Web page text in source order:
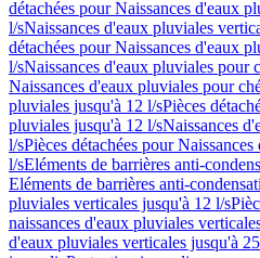
détachées pour Naissances d'eaux
l/sNaissances d'eaux pluviales
détachées pour Naissances d'eaux
l/sNaissances d'eaux pluviales pour
Naissances d'eaux pluviales pour
pluviales jusqu'à 12 l/sPièces
pluviales jusqu'à 12 l/sNaissances
l/sPièces détachées pour
l/sEléments de barrières anti-
Eléments de barrières anti-
pluviales verticales jusqu'à 12 l/s
naissances d'eaux pluviales
d'eaux pluviales verticales jusqu'à